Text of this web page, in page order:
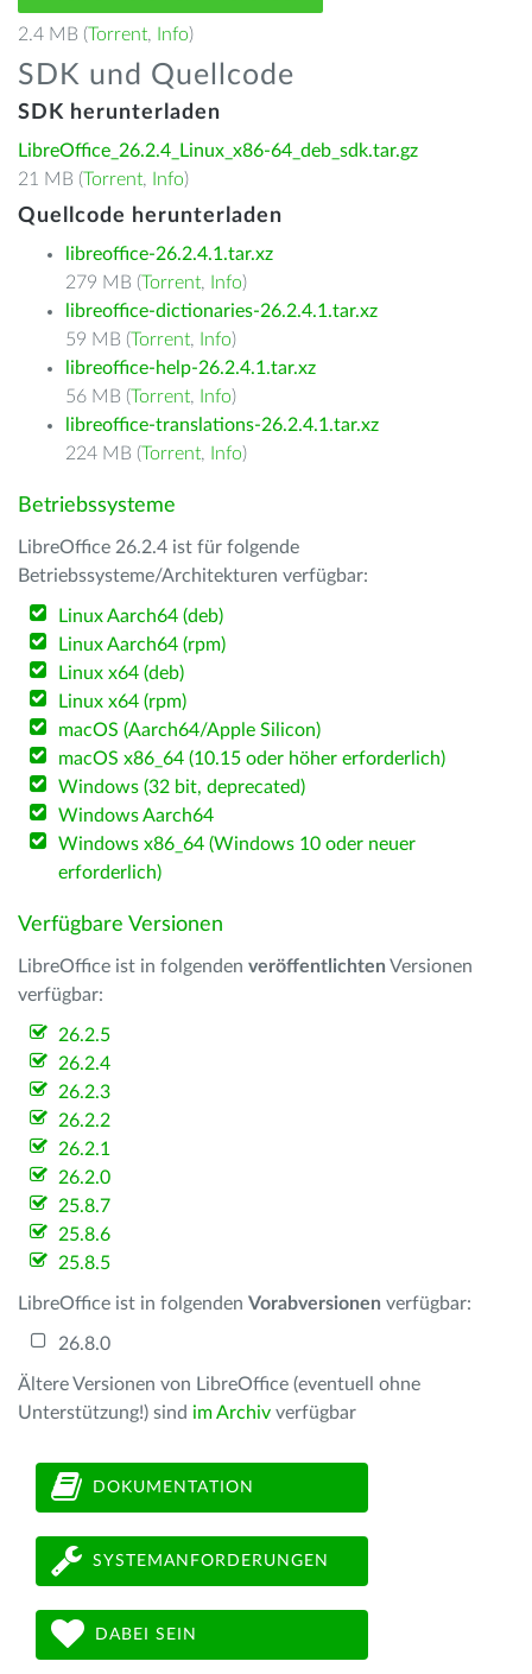
2.4 MB (Torrent, Info)
SDK und Quellcode
SDK herunterladen
LibreOffice_26.2.4_Linux_x86-64_deb_sdk.tar.gz
21 MB (Torrent, Info)
Quellcode herunterladen
libreoffice-26.2.4.1.tar.xz
279 MB (Torrent, Info)
libreoffice-dictionaries-26.2.4.1.tar.xz
59 MB (Torrent, Info)
libreoffice-help-26.2.4.1.tar.xz
56 MB (Torrent, Info)
libreoffice-translations-26.2.4.1.tar.xz
224 MB (Torrent, Info)
Betriebssysteme
LibreOffice 26.2.4 ist für folgende
Betriebssysteme/Architekturen verfügbar:
Linux Aarch64 (deb)
Linux Aarch64 (rpm)
Linux x64 (deb)
Linux x64 (rpm)
macOS (Aarch64/Apple Silicon)
macOS x86_64 (10.15 oder höher erforderlich)
Windows (32 bit, deprecated)
Windows Aarch64
Windows x86_64 (Windows 10 oder neuer
erforderlich)
Verfügbare Versionen
LibreOffice ist in folgenden veröffentlichten Versionen
verfügbar:
26.2.5
26.2.4
26.2.3
26.2.2
26.2.1
26.2.0
25.8.7
25.8.6
25.8.5
LibreOffice ist in folgenden Vorabversionen verfügbar:
26.8.0
Ältere Versionen von LibreOffice (eventuell ohne
Unterstützung!) sind im Archiv verfügbar
DOKUMENTATION
SYSTEMANFORDERUNGEN
DABEI SEIN